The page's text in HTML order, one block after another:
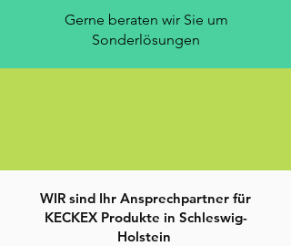
Gerne beraten wir Sie um
Sonderlösungen
WIR sind Ihr Ansprechpartner für
KECKEX Produkte in Schleswig-
Holstein